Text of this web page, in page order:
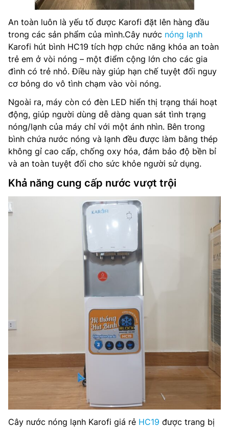
An toàn luôn là yếu tố được Karofi đặt lên hàng đầu
trong các sản phẩm của mình.Cây nước nóng lạnh
Karofi hút bình HC19 tích hợp chức năng khóa an toàn
trẻ em ở vòi nóng – một điểm cộng lớn cho các gia
đình có trẻ nhỏ. Điều này giúp hạn chế tuyệt đối nguy
cơ bỏng do vô tình chạm vào vòi nóng.
Ngoài ra, máy còn có đèn LED hiển thị trạng thái hoạt
động, giúp người dùng dễ dàng quan sát tình trạng
nóng/lạnh của máy chỉ với một ánh nhìn. Bên trong
bình chứa nước nóng và lạnh đều được làm bằng thép
không gỉ cao cấp, chống oxy hóa, đảm bảo độ bền bỉ
và an toàn tuyệt đối cho sức khỏe người sử dụng.
Khả năng cung cấp nước vượt trội
Cây nước nóng lạnh Karofi giá rẻ HC19 được trang bị